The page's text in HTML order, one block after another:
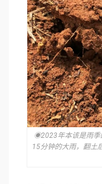
◉2023年本该是雨季
15分钟的大雨，翻土